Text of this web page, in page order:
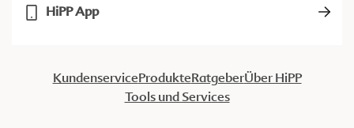
HiPP App
KundenserviceProdukteRatgeberÜber HiPP
Tools und Services